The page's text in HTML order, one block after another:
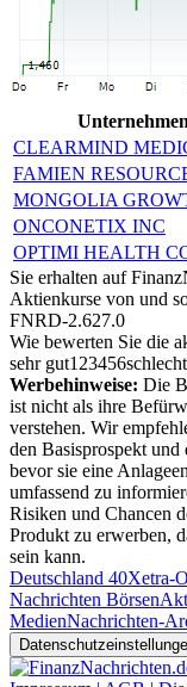
CLEARMIND
FAMIEN
MONGOLIA
ONCONETIX INC
OPTIMI HEALTH
Sie erhalten auf
Aktienkurse von und
FNRD-2.627.0
Wie bewerten Sie die
sehr gut1 23456schlecht
Werbehinweise: Die
ist nicht als ihre
verstehen. Wir
den Basisprospekt
bevor sie eine
umfassend zu
Risiken und Chancen
Produkt zu erwerben,
sein kann.
Deutschland 40Xetra-
Nachrichten Börsen
MedienNachrichten-